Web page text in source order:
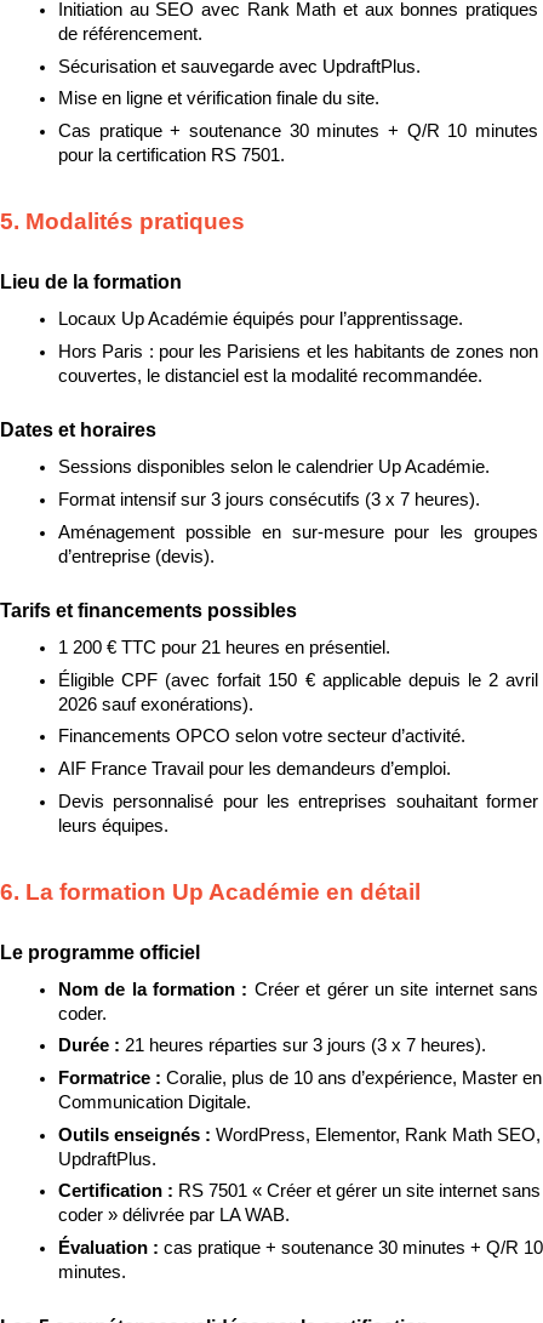
Initiation au SEO avec Rank Math et aux bonnes pratiques
de référencement.
Sécurisation et sauvegarde avec UpdraftPlus.
Mise en ligne et vérification finale du site.
Cas pratique + soutenance 30 minutes + Q/R 10 minutes
pour la certification RS 7501.
5. Modalités pratiques
Lieu de la formation
Locaux Up Académie équipés pour l’apprentissage.
Hors Paris : pour les Parisiens et les habitants de zones non
couvertes, le distanciel est la modalité recommandée.
Dates et horaires
Sessions disponibles selon le calendrier Up Académie.
Format intensif sur 3 jours consécutifs (3 x 7 heures).
Aménagement possible en sur-mesure pour les groupes
d’entreprise (devis).
Tarifs et financements possibles
1 200 € TTC pour 21 heures en présentiel.
Éligible CPF (avec forfait 150 € applicable depuis le 2 avril
2026 sauf exonérations).
Financements OPCO selon votre secteur d’activité.
AIF France Travail pour les demandeurs d’emploi.
Devis personnalisé pour les entreprises souhaitant former
leurs équipes.
6. La formation Up Académie en détail
Le programme officiel
Nom de la formation : Créer et gérer un site internet sans
coder.
Durée : 21 heures réparties sur 3 jours (3 x 7 heures).
Formatrice : Coralie, plus de 10 ans d’expérience, Master en
Communication Digitale.
Outils enseignés : WordPress, Elementor, Rank Math SEO,
UpdraftPlus.
Certification : RS 7501 « Créer et gérer un site internet sans
coder » délivrée par LA WAB.
Évaluation : cas pratique + soutenance 30 minutes + Q/R 10
minutes.